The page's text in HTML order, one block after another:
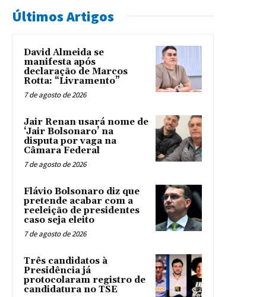
Últimos Artigos
David Almeida se
manifesta após
declaração de Marcos
Rotta: “Livramento”
7 de agosto de 2026
Jair Renan usará nome de
‘Jair Bolsonaro’ na
disputa por vaga na
Câmara Federal
7 de agosto de 2026
Flávio Bolsonaro diz que
pretende acabar com a
reeleição de presidentes
caso seja eleito
7 de agosto de 2026
Três candidatos à
Presidência já
protocolaram registro de
candidatura no TSE